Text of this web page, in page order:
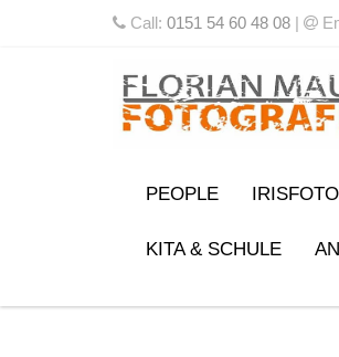
Call: 0151 54 60 48 08 |
PEOPLE
KITA & SCHULE